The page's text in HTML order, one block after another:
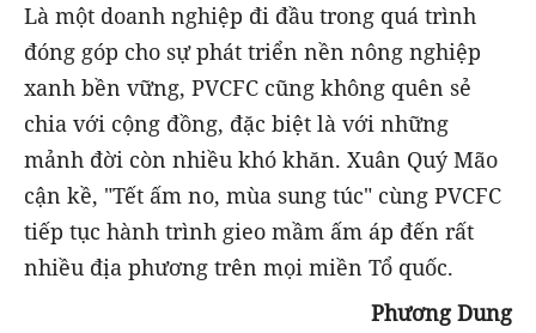
Là một doanh nghiệp đi đầu trong quá trình
đóng góp cho sự phát triển nền nông nghiệp
xanh bền vững, PVCFC cũng không quên sẻ
chia với cộng đồng, đặc biệt là với những
mảnh đời còn nhiều khó khăn. Xuân Quý Mão
cận kề, "Tết ấm no, mùa sung túc" cùng PVCFC
tiếp tục hành trình gieo mầm ấm áp đến rất
nhiều địa phương trên mọi miền Tổ quốc.
Phương Dung